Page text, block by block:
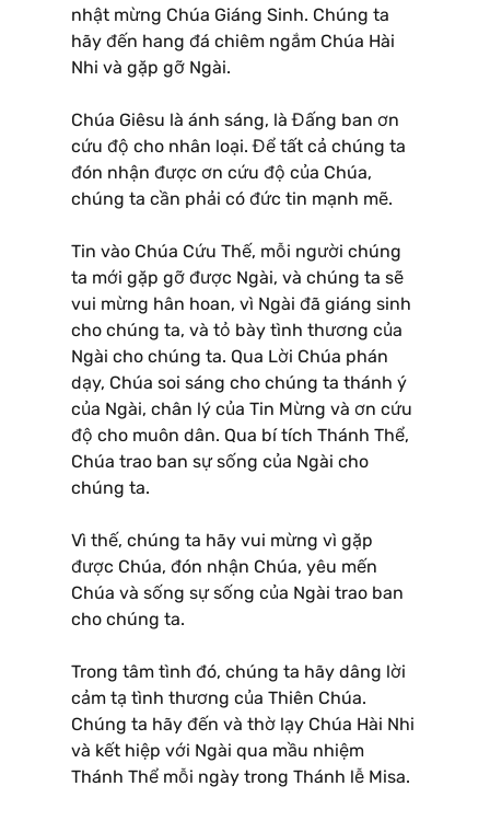
nhật mừng Chúa Giáng Sinh. Chúng ta
hãy đến hang đá chiêm ngắm Chúa Hài
Nhi và gặp gỡ Ngài.
Chúa Giêsu là ánh sáng, là Đấng ban ơn
cứu độ cho nhân loại. Để tất cả chúng ta
đón nhận được ơn cứu độ của Chúa,
chúng ta cần phải có đức tin mạnh mẽ.
Tin vào Chúa Cứu Thế, mỗi người chúng
ta mới gặp gỡ được Ngài, và chúng ta sẽ
vui mừng hân hoan, vì Ngài đã giáng sinh
cho chúng ta, và tỏ bày tình thương của
Ngài cho chúng ta. Qua Lời Chúa phán
dạy, Chúa soi sáng cho chúng ta thánh ý
của Ngài, chân lý của Tin Mừng và ơn cứu
độ cho muôn dân. Qua bí tích Thánh Thể,
Chúa trao ban sự sống của Ngài cho
chúng ta.
Vì thế, chúng ta hãy vui mừng vì gặp
được Chúa, đón nhận Chúa, yêu mến
Chúa và sống sự sống của Ngài trao ban
cho chúng ta.
Trong tâm tình đó, chúng ta hãy dâng lời
cảm tạ tình thương của Thiên Chúa.
Chúng ta hãy đến và thờ lạy Chúa Hài Nhi
và kết hiệp với Ngài qua mầu nhiệm
Thánh Thể mỗi ngày trong Thánh lễ Misa.